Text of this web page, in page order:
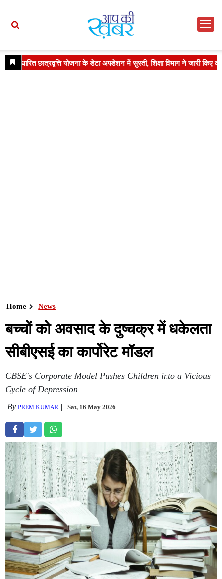
Home News
बच्चों को अवसाद के दुष्चक्र में धकेलता
सीबीएसई का कार्पोरेट मॉडल
CBSE's Corporate Model Pushes Children into a Vicious
Cycle of Depression
ByPREM KUMAR Sat, 16 May 2026